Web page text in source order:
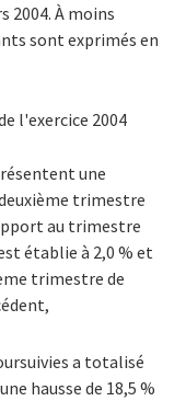
2004. À moins
sont exprimés en
l'exercice 2004
une
trimestre
au trimestre
établie à 2,0 % et
trimestre de
a totalisé
hausse de 18,5 %